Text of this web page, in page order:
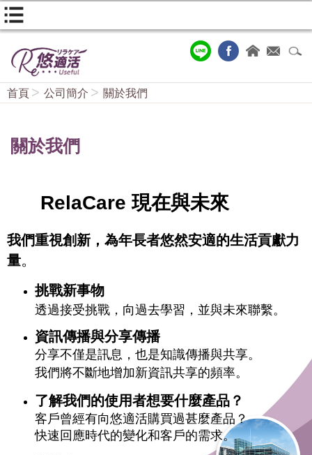
首頁 公司簡介 關於我們
關於我們
RelaCare 現在與未來
我們重視創新，為年長者悠然安適的生活貢獻力
量。
挑戰新事物
透過接受挑戰，向過去學習，並與未來聯繫。
資訊傳播與分享傳播
分享不僅是訊息，也是知識傳播與共享。
我們將不斷地增加新資訊共享的頻率。
了解我們的使用者想要什麼產品？
客戶曾經有向悠適活購買過甚麼產品？
快速回應時代的變化和客戶的需求。